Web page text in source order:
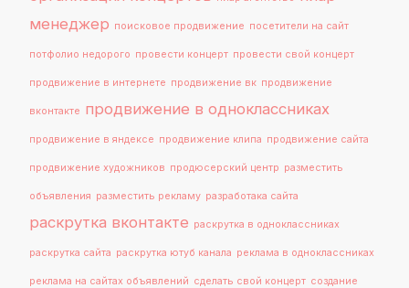
менеджер поисковое продвижение посетители на сайт
потфолио недорого провести концерт провести свой концерт
продвижение в интернете продвижение вк продвижение
вконтакте продвижение в одноклассниках
продвижение в яндексе продвижение клипа продвижение сайта
продвижение художников продюсерский центр разместить
объявления разместить рекламу разработака сайта
раскрутка вконтакте раскрутка в одноклассниках
раскрутка сайта раскрутка ютуб канала реклама в одноклассниках
реклама на сайтах объявлений сделать свой концерт создание